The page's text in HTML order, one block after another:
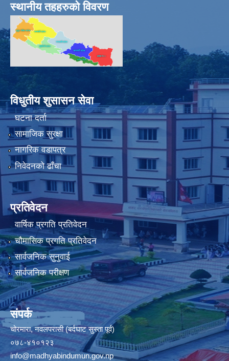
स्थानीय तहहरुको विवरण
विधुतीय शुसासन सेवा
घटना दर्ता
सामाजिक सुरक्षा
नागरिक वडापत्र
निवेदनको ढाँचा
प्रतिवेदन
वार्षिक प्रगति प्रतिवेदन
चौमासिक प्रगति प्रतिवेदन
सार्वजनिक सुनुवाई
सार्वजनिक परीक्षण
संपर्क
चोरमारा, नवलपरासी (बर्दघाट सुस्ता पूर्व)
०७८-४१०१२३
info@madhyabindumun.gov.np